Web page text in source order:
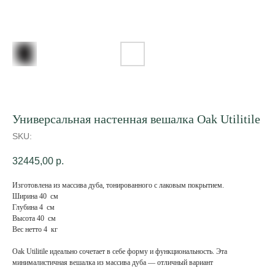
Универсальная настенная вешалка Oak Utilitile
SKU:
32445,00 р.
Изготовлена ​​из массива дуба, тонированного с лаковым покрытием.
Ширина 40 см
Глубина 4 см
Высота 40 см
Вес нетто 4 кг
Oak Utilitile идеально сочетает в себе форму и функциональность. Эта
минималистичная вешалка из массива дуба — отличный вариант